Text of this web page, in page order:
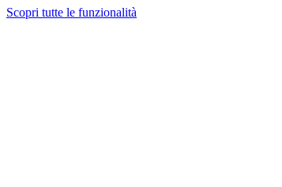
Scopri tutte le funzionalità